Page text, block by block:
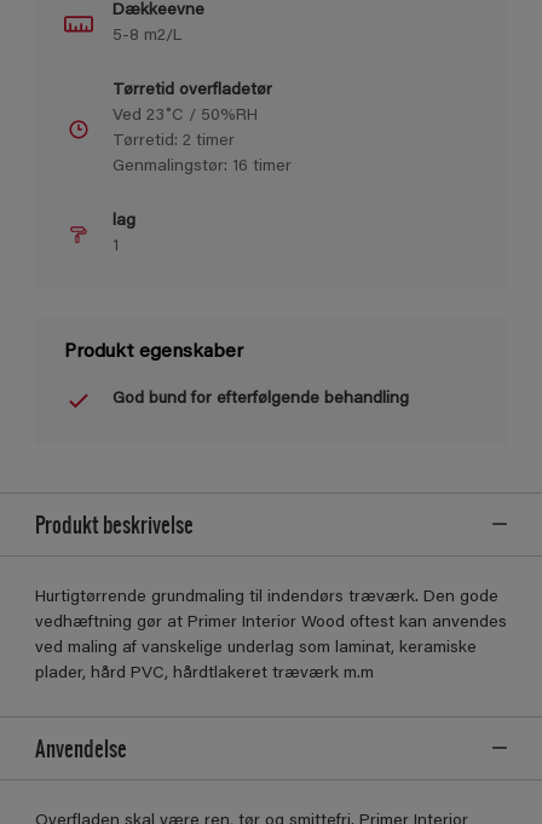
Dækkeevne
5-8 m2/L
Tørretid overfladetør
Ved 23˚C / 50%RH
Tørretid: 2 timer
Genmalingstør: 16 timer
lag
1
Produkt egenskaber
God bund for efterfølgende behandling
Produkt beskrivelse
Hurtigtørrende grundmaling til indendørs træværk. Den gode
vedhæftning gør at Primer Interior Wood oftest kan anvendes
ved maling af vanskelige underlag som laminat, keramiske
plader, hård PVC, hårdtlakeret træværk m.m
Anvendelse